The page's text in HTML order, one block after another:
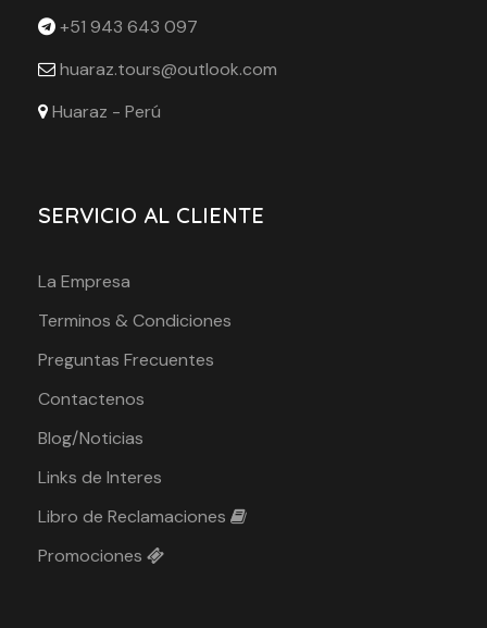
+51 943 643 097
huaraz.tours@outlook.com
Huaraz - Perú
SERVICIO AL CLIENTE
La Empresa
Terminos & Condiciones
Preguntas Frecuentes
Contactenos
Blog/Noticias
Links de Interes
Libro de Reclamaciones
Promociones